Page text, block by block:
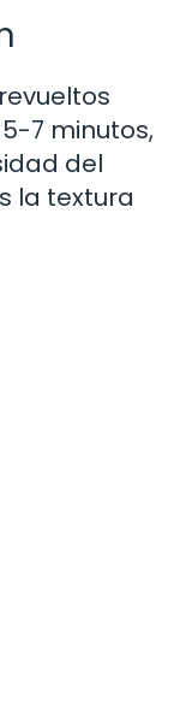
7 minutos,
del
la textura